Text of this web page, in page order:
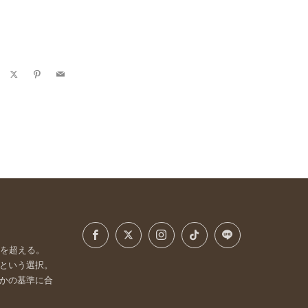
PinterestEmail
超える。
いう選択。
の基準に合
Facebook
X InstagramTikTokLINE